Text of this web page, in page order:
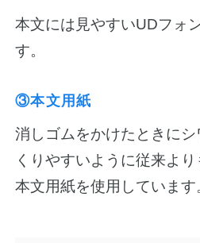
本文には見やすいUDフォ
す。
③本文用紙
消しゴムをかけたときに
くりやすいように従来よ
本文用紙を使用していま